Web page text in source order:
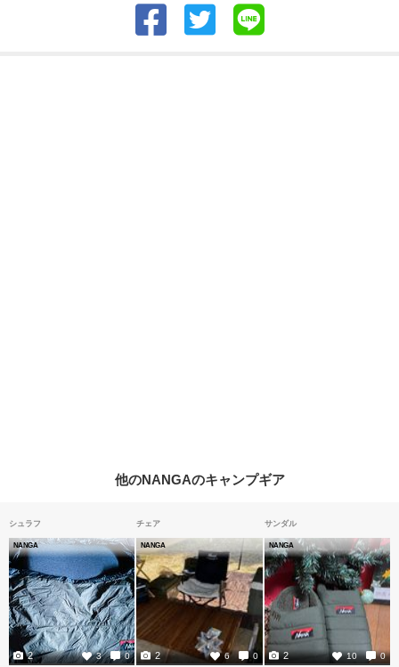
他のNANGAのキャンプギア
シュラフ
NANGA
3 0
2
チェア
NANGA
6 0
2
サンダル
NANGA
10 0
2